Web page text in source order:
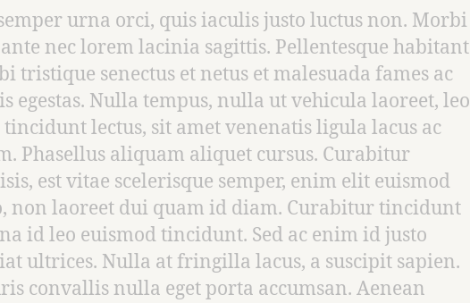
urna orci, quis iaculis justo luctus non. Morbi
nec lorem lacinia sagittis. Pellentesque habitant
tristique senectus et netus et malesuada fames ac
egestas. Nulla tempus, nulla ut vehicula laoreet, leo
lectus, sit amet venenatis ligula lacus ac
Phasellus aliquam aliquet cursus. Curabitur
est vitae scelerisque semper, enim elit euismod
non laoreet dui quam id diam. Curabitur tincidunt
id leo euismod tincidunt. Sed ac enim id justo
ultrices. Nulla at fringilla lacus, a suscipit sapien.
convallis nulla eget porta accumsan. Aenean